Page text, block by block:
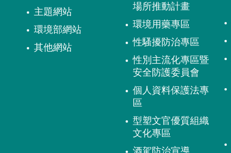
主題網站
環境部網站
其他網站
場所推動計畫
環境用藥專區
性騷擾防治專區
性別主流化專區暨
安全防護委員會
個人資料保護法專
區
型塑文官優質組織
文化專區